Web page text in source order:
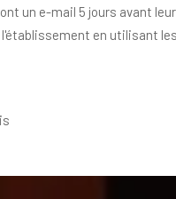
un e-mail 5 jours avant
en utilisant